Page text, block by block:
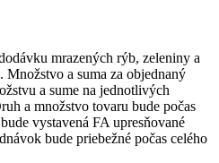
mrazených rýb, zeleniny a
a suma za objednaný
a sume na jednotlivých
a množstvo tovaru bude počas
vystavená FA upresňované
bude priebežné počas celého